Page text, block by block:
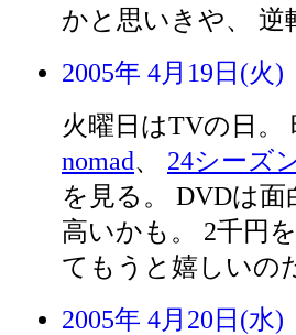
かと思いきや、 逆
2005年 4月19日(火)
火曜日はTVの日。
nomad、 24シーズ
を見る。 DVDは面
高いかも。 2千円
てもうと嬉しいの
2005年 4月20日(水)